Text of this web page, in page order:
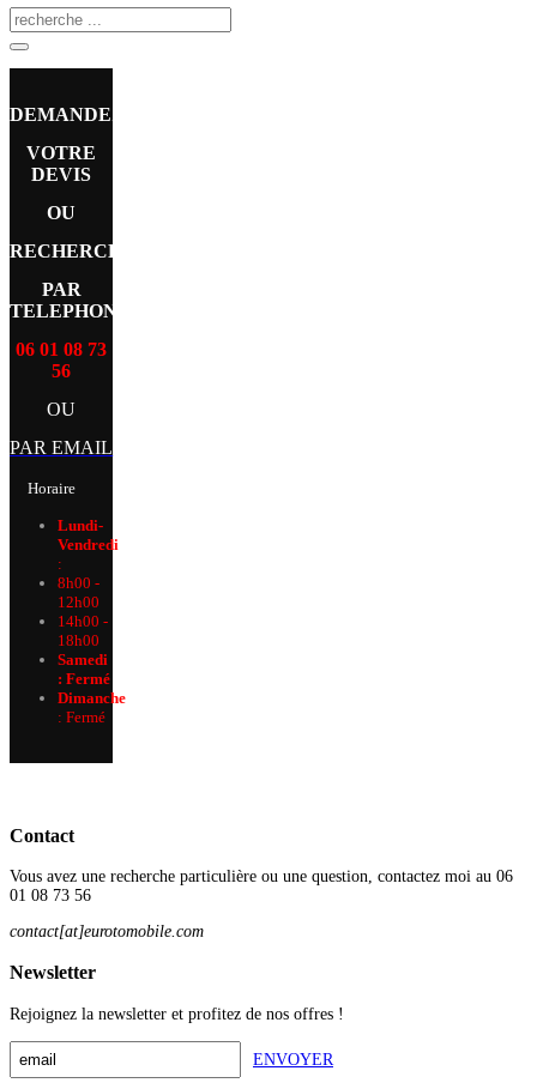
DEMANDEZ
VOTRE
DEVIS
OU
RECHERCHE
PAR
TELEPHONE
06 01 08 73
56
OU
PAR EMAIL
Horaire
Lundi-
Vendredi
:
8h00 -
12h00
14h00 -
18h00
Samedi
: Fermé
Dimanche
: Fermé
Contact
Vous avez une recherche particulière ou une question, contactez moi au 06
01 08 73 56
contact[at]eurotomobile.com
Newsletter
Rejoignez la newsletter et profitez de nos offres !
ENVOYER